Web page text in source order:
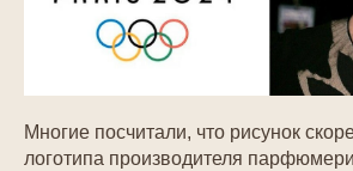
Многие посчитали, что рисунок
логотипа производителя